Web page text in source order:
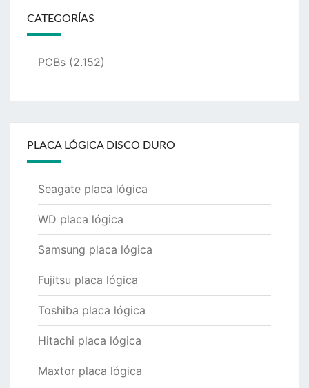
CATEGORÍAS
PCBs (2.152)
PLACA LÓGICA DISCO DURO
Seagate placa lógica
WD placa lógica
Samsung placa lógica
Fujitsu placa lógica
Toshiba placa lógica
Hitachi placa lógica
Maxtor placa lógica